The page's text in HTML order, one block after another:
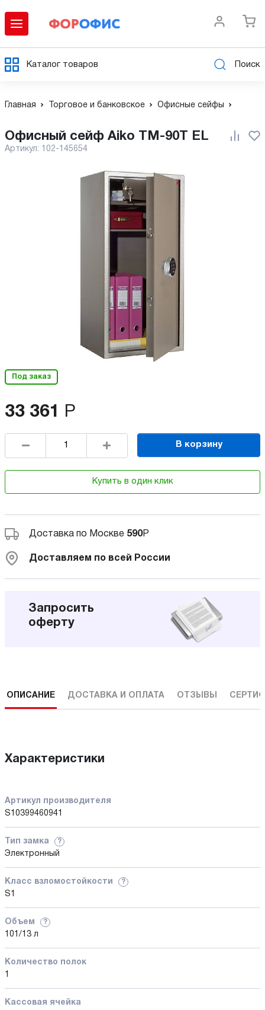
Каталог товаров Поиск
Главная Торговое и банковское Офисные сейфы
Офисный сейф Aiko TM-90T EL
Артикул: 102-145654
Под заказ
33 361 Р
В корзину
Купить в один клик
Доставка по Москве 590Р
Доставляем по всей России
Запросить
оферту
ОПИСАНИЕ ДОСТАВКА И ОПЛАТА ОТЗЫВЫ
Характеристики
Артикул производителя
S10399460941
Тип замка ?
Электронный
Класс взломостойкости ?
S1
Объем ?
101/13 л
Количество полок
1
Кассовая ячейка